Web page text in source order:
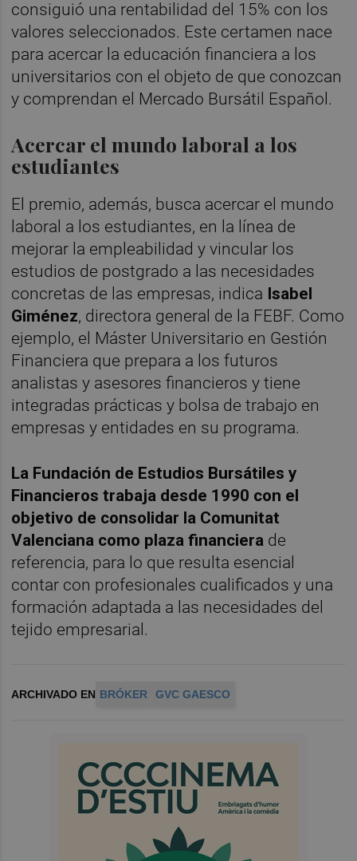
consiguió una rentabilidad del 15% con los
valores seleccionados. Este certamen nace
para acercar la educación financiera a los
universitarios con el objeto de que conozcan
y comprendan el Mercado Bursátil Español.
Acercar el mundo laboral a los
estudiantes
El premio, además, busca acercar el mundo
laboral a los estudiantes, en la línea de
mejorar la empleabilidad y vincular los
estudios de postgrado a las necesidades
concretas de las empresas, indica Isabel
Giménez, directora general de la FEBF. Como
ejemplo, el Máster Universitario en Gestión
Financiera que prepara a los futuros
analistas y asesores financieros y tiene
integradas prácticas y bolsa de trabajo en
empresas y entidades en su programa.
La Fundación de Estudios Bursátiles y
Financieros trabaja desde 1990 con el
objetivo de consolidar la Comunitat
Valenciana como plaza financiera de
referencia, para lo que resulta esencial
contar con profesionales cualificados y una
formación adaptada a las necesidades del
tejido empresarial.
ARCHIVADO EN BRÓKER GVC GAESCO